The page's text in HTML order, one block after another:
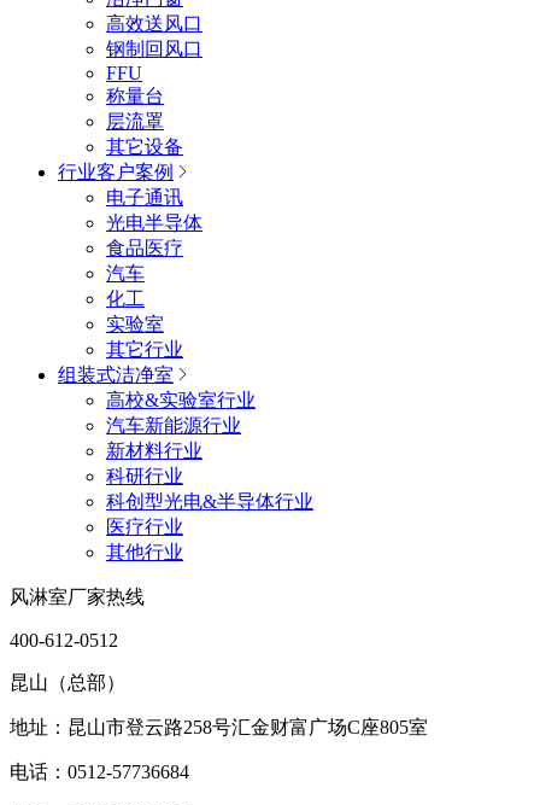
高效送风口
钢制回风口
FFU
称量台
层流罩
其它设备
行业客户案例
电子通讯
光电半导体
食品医疗
汽车
化工
实验室
其它行业
组装式洁净室
高校&实验室行业
汽车新能源行业
新材料行业
科研行业
科创型光电&半导体行业
医疗行业
其他行业
风淋室厂家热线
400-612-0512
昆山（总部）
地址：昆山市登云路258号汇金财富广场C座805室
电话：0512-57736684